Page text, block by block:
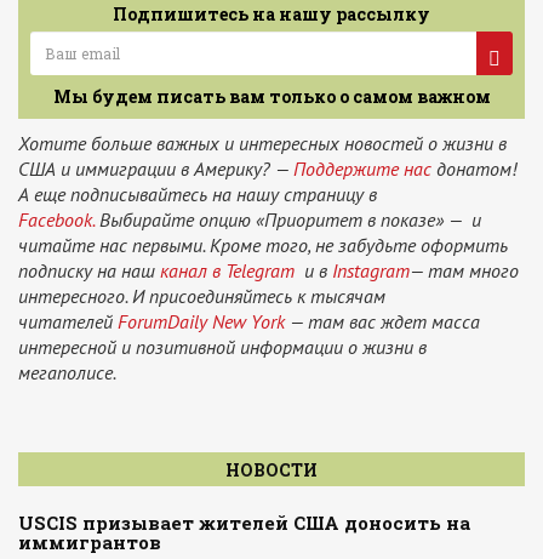
Подпишитесь на нашу рассылку
Мы будем писать вам только о самом важном
Хотите больше важных и интересных новостей о жизни в
США и иммиграции в Америку? — Поддержите нас донатом!
А еще подписывайтесь на нашу страницу в
Facebook.Выбирайте опцию «Приоритет в показе» — и
читайте нас первыми. Кроме того, не забудьте оформить
подписку на наш канал в Telegram и в Instagram— там много
интересного. И присоединяйтесь к тысячам
читателей ForumDaily New York— там вас ждет масса
интересной и позитивной информации о жизни в
мегаполисе.
НОВОСТИ
USCIS призывает жителей США доносить на
иммигрантов